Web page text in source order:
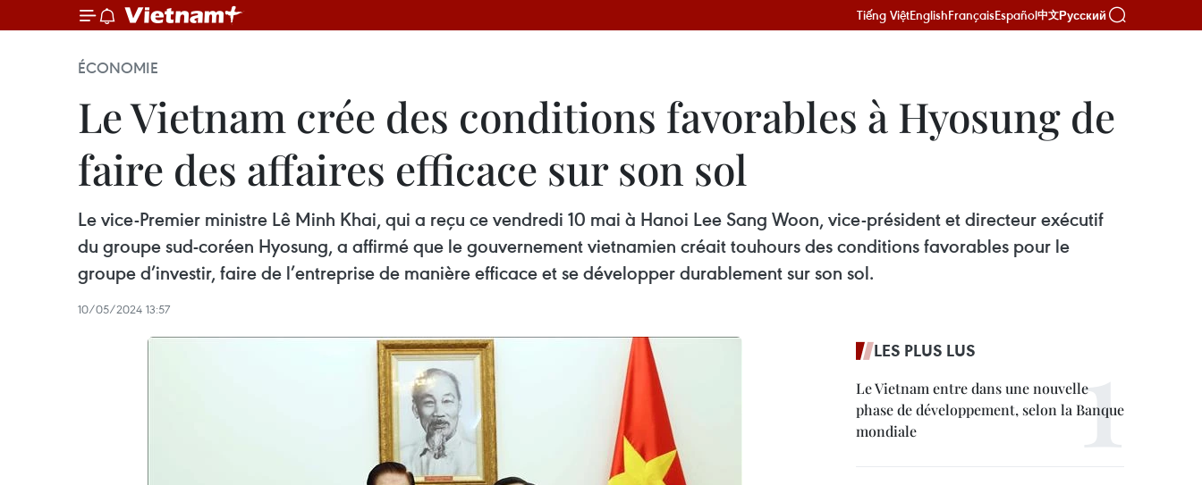
Tiếng ViệtEnglishFrançaisEspañol中文Русский
ÉCONOMIE
Le Vietnam crée des conditions favorables à Hyosung de
faire des affaires efficace sur son sol
Le vice-Premier ministre Lê Minh Khai, qui a reçu ce vendredi 10 mai à Hanoi Lee Sang Woon, vice-président et directeur exécutif
du groupe sud-coréen Hyosung, a affirmé que le gouvernement vietnamien créait touhours des conditions favorables pour le
groupe d’investir, faire de l’entreprise de manière efficace et se développer durablement sur son sol.
10/05/2024 13:57
LES PLUS LUS
Le Vietnam entre dans une nouvelle
phase de développement, selon la Banque
mondiale